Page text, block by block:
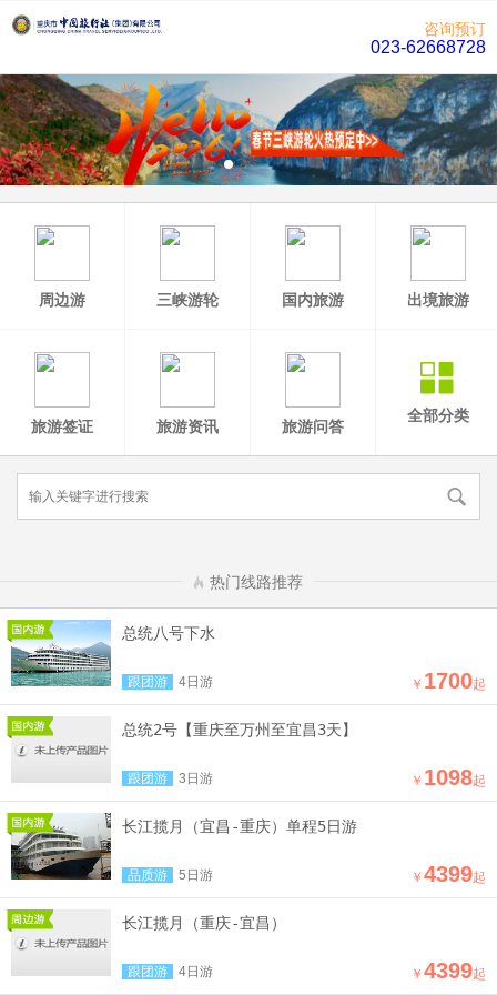
咨询预订
023-62668728
周边游 三峡游轮 国内旅游 出境旅游
旅游签证 旅游资讯 旅游问答
全部分类
热门线路推荐
总统八号下水
跟团游 4日游 ￥ 1700起
总统2号【重庆至万州至宜昌3天】
跟团游 3日游 ￥ 1098起
长江揽月（宜昌-重庆）单程5日游
品质游 5日游 ￥ 4399起
长江揽月（重庆-宜昌）
跟团游 4日游 ￥ 4399起